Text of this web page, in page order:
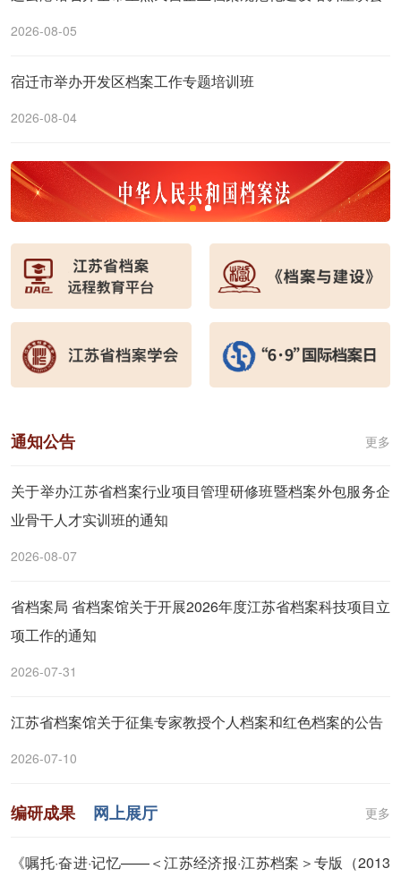
2026-08-05
宿迁市举办开发区档案工作专题培训班
2026-08-04
通知公告 更多
关于举办江苏省档案行业项目管理研修班暨档案外包服务企
业骨干人才实训班的通知
2026-08-07
省档案局 省档案馆关于开展2026年度江苏省档案科技项目立
项工作的通知
2026-07-31
江苏省档案馆关于征集专家教授个人档案和红色档案的公告
2026-07-10
编研成果 网上展厅 更多
《嘱托·奋进·记忆——＜江苏经济报·江苏档案＞专版（2013